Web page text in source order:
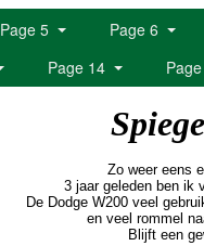
Page 5 Page 6
Page 14
Zo weer eens
3 jaar geleden ben ik
De Dodge W200 veel
en veel rommel
Blijft een